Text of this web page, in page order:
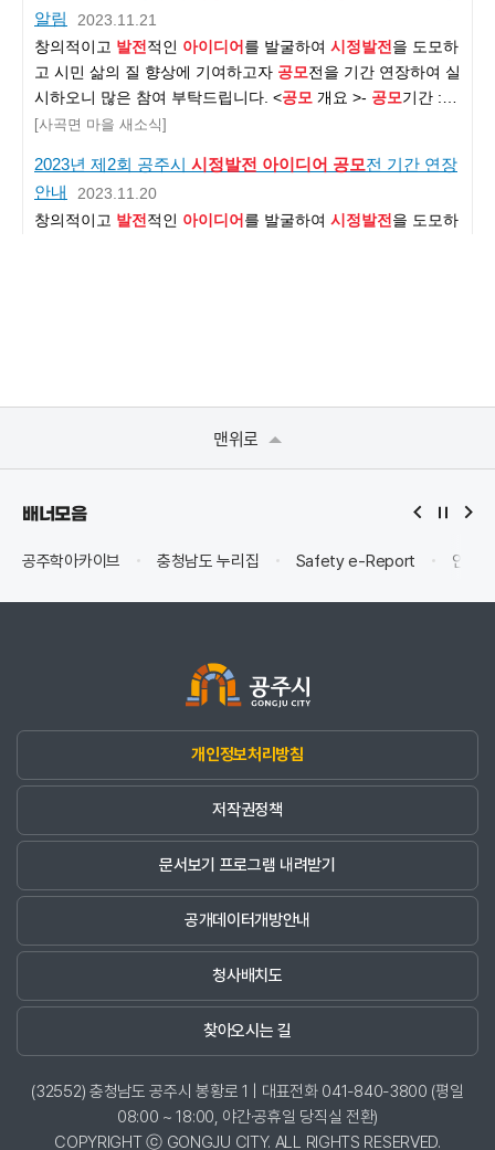
맨위로
배너모음
공주학아카이브 충청남도 누리집 Safety e-Report 안전
개인정보처리방침
저작권정책
문서보기 프로그램 내려받기
공개데이터개방안내
청사배치도
찾아오시는 길
(32552) 충청남도 공주시 봉황로 1 | 대표전화 041-840-3800 (평일
08:00 ~ 18:00, 야간·공휴일 당직실 전환)
COPYRIGHT ⓒ GONGJU CITY. ALL RIGHTS RESERVED.